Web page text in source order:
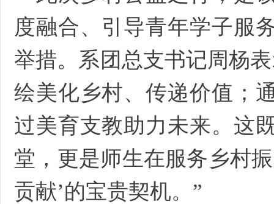
度融合、引导青年学子服
举措。系团总支书记周杨
绘美化乡村、传递价值；
过美育支教助力未来。这
堂，更是师生在服务乡村
贡献’的宝贵契机。”